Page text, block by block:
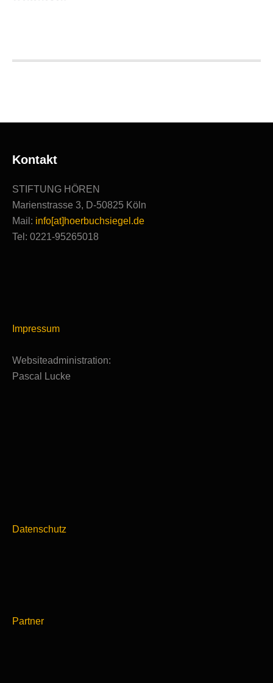
Ausgezeichnete
Kontakt
STIFTUNG HÖREN
Marienstrasse 3, D-50825 Köln
Mail: info[at]hoerbuchsiegel.de
Tel: 0221-95265018
Impressum
Websiteadministration:
Pascal Lucke
Datenschutz
Partner